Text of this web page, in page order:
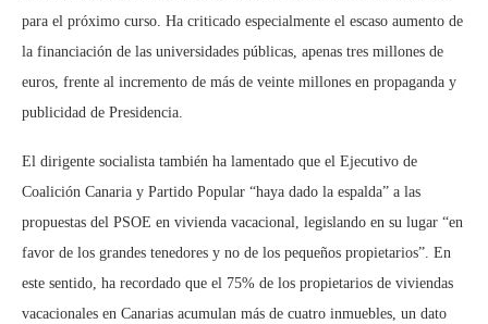
para el próximo curso. Ha criticado especialmente el escaso aumento de
la financiación de las universidades públicas, apenas tres millones de
euros, frente al incremento de más de veinte millones en propaganda y
publicidad de Presidencia.
El dirigente socialista también ha lamentado que el Ejecutivo de
Coalición Canaria y Partido Popular “haya dado la espalda” a las
propuestas del PSOE en vivienda vacacional, legislando en su lugar “en
favor de los grandes tenedores y no de los pequeños propietarios”. En
este sentido, ha recordado que el 75% de los propietarios de viviendas
vacacionales en Canarias acumulan más de cuatro inmuebles, un dato